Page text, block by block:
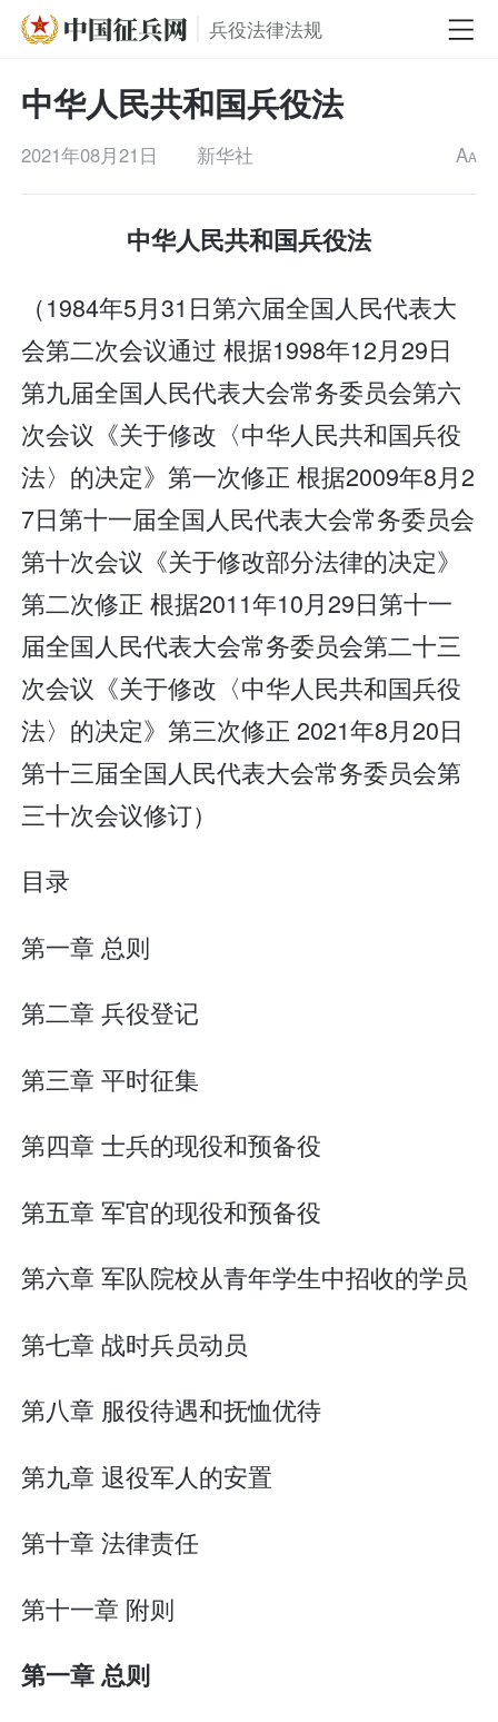
兵役法律法规
中华人民共和国兵役法
2021年08月21日 新华社 AA
中华人民共和国兵役法
（1984年5月31日第六届全国人民代表大
会第二次会议通过 根据1998年12月29日
第九届全国人民代表大会常务委员会第六
次会议《关于修改〈中华人民共和国兵役
法〉的决定》第一次修正 根据2009年8月2
7日第十一届全国人民代表大会常务委员会
第十次会议《关于修改部分法律的决定》
第二次修正 根据2011年10月29日第十一
届全国人民代表大会常务委员会第二十三
次会议《关于修改〈中华人民共和国兵役
法〉的决定》第三次修正 2021年8月20日
第十三届全国人民代表大会常务委员会第
三十次会议修订）
目录
第一章 总则
第二章 兵役登记
第三章 平时征集
第四章 士兵的现役和预备役
第五章 军官的现役和预备役
第六章 军队院校从青年学生中招收的学员
第七章 战时兵员动员
第八章 服役待遇和抚恤优待
第九章 退役军人的安置
第十章 法律责任
第十一章 附则
第一章 总则